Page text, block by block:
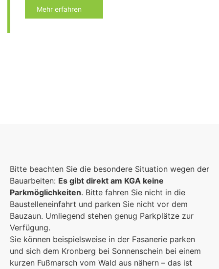
Mehr erfahren
Bitte beachten Sie die besondere Situation wegen der
Bauarbeiten: Es gibt direkt am KGA keine
Parkmöglichkeiten. Bitte fahren Sie nicht in die
Baustelleneinfahrt und parken Sie nicht vor dem
Bauzaun. Umliegend stehen genug Parkplätze zur
Verfügung.
Sie können beispielsweise in der Fasanerie parken
und sich dem Kronberg bei Sonnenschein bei einem
kurzen Fußmarsch vom Wald aus nähern – das ist